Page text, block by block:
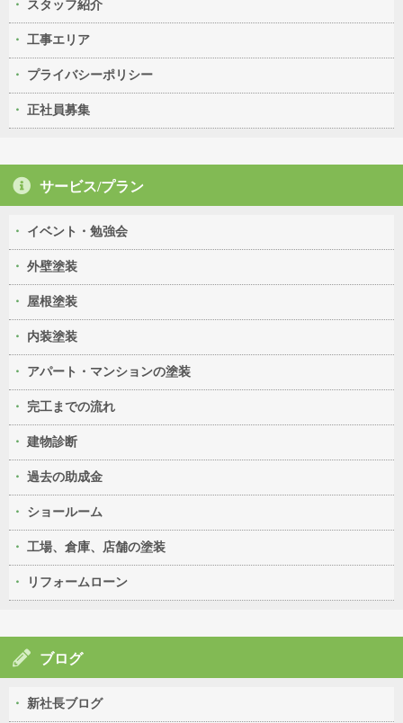
スタッフ紹介
工事エリア
プライバシーポリシー
正社員募集
サービス/プラン
イベント・勉強会
外壁塗装
屋根塗装
内装塗装
アパート・マンションの塗装
完工までの流れ
建物診断
過去の助成金
ショールーム
工場、倉庫、店舗の塗装
リフォームローン
ブログ
新社長ブログ